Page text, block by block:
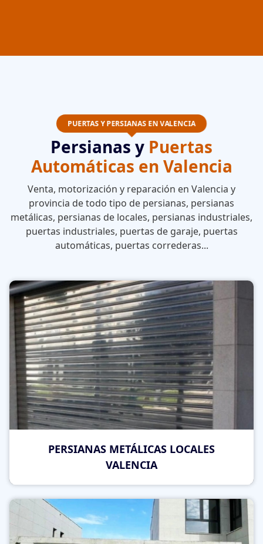
PUERTAS Y PERSIANAS EN VALENCIA
Persianas y Puertas
Automáticas en Valencia
Venta, motorización y reparación en Valencia y
provincia de todo tipo de persianas, persianas
metálicas, persianas de locales, persianas industriales,
puertas industriales, puertas de garaje, puertas
automáticas, puertas correderas...
PERSIANAS METÁLICAS LOCALES
VALENCIA